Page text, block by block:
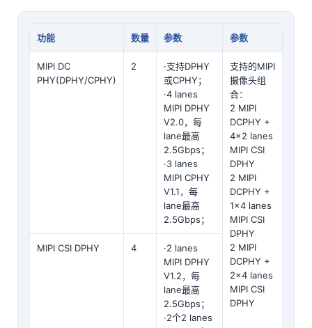
功能 数量 参数 参数
MIPI DC
PHY(DPHY/CPHY)
2
·支持DPHY
或CPHY；
·4 lanes
MIPI DPHY
V2.0，每
lane最高
2.5Gbps；
·3 lanes
MIPI CPHY
V1.1，每
lane最高
2.5Gbps；
支持的MIPI
摄像头组
合：
2 MIPI
DCPHY +
4×2 lanes
MIPI CSI
DPHY
2 MIPI
DCPHY +
1×4 lanes
MIPI CSI
DPHY
2 MIPI
DCPHY +
2×4 lanes
MIPI CSI
DPHY
MIPI CSI DPHY 4
·2 lanes
MIPI DPHY
V1.2，每
lane最高
2.5Gbps；
·2个2 lanes